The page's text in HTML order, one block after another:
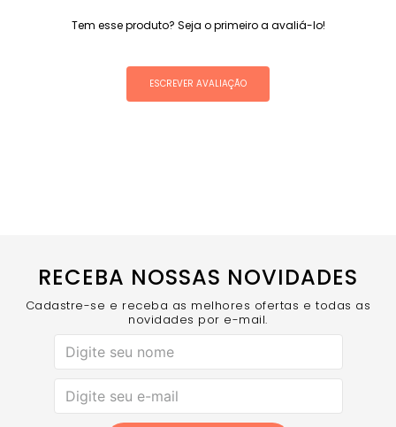
Tem esse produto? Seja o primeiro a avaliá-lo!
ESCREVER AVALIAÇÃO
RECEBA NOSSAS NOVIDADES
Cadastre-se e receba as melhores ofertas e todas as
novidades por e-mail.